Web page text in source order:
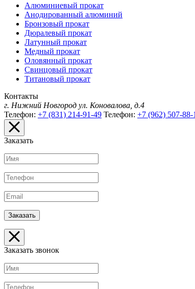
Алюминиевый прокат
Анодированный алюминий
Бронзовый прокат
Дюралевый прокат
Латунный прокат
Медный прокат
Оловянный прокат
Свинцовый прокат
Титановый прокат
Контакты
г. Нижний Новгород ул. Коновалова, д.4
Телефон: +7 (831) 214-91-49 Телефон: +7 (962) 507-88-
Заказать
Заказать звонок